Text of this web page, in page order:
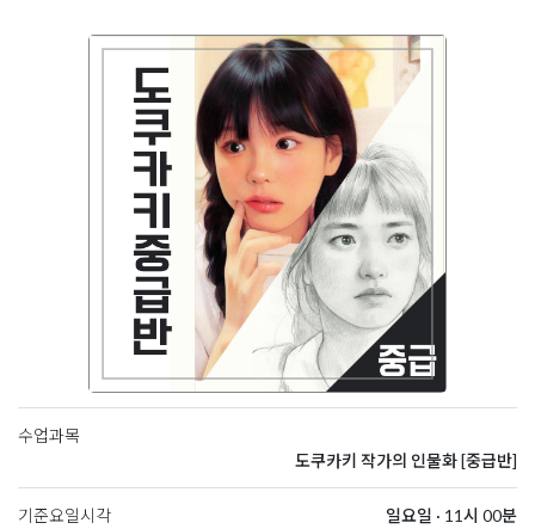
수업과목
도쿠카키 작가의 인물화 [중급반]
기준요일시각 일요일 · 11시 00분